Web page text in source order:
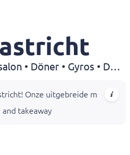
Grillroom • Pizza • Shoarma • Kapsalon • Döner • Gyros • Dürüm • Kebab
Onze uitgebreide
and takeaway